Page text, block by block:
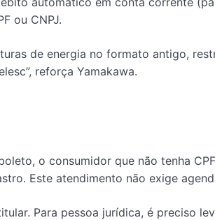
ou CNPJ.
de energia no formato antigo,
reforça Yamakawa.
o consumidor que não tenha
Este atendimento não exige
Para pessoa jurídica, é preciso